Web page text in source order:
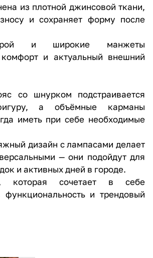
из плотной джинсовой ткани,
и сохраняет форму после
и широкие манжеты
и актуальный внешний
со шнурком подстраивается
а объёмные карманы
иметь при себе необходимые
дизайн с лампасами делает
— они подойдут для
и активных дней в городе.
которая сочетает в себе
функциональность и трендовый